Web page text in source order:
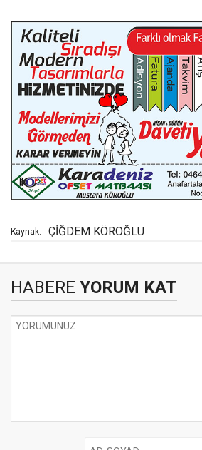
Kaynak: ÇİĞDEM KÖROĞLU
HABERE YORUM KAT